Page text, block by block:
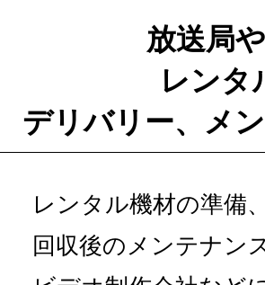
放送局
レンタ
デリバリー、メ
レンタル機材の準備
回収後のメンテナン